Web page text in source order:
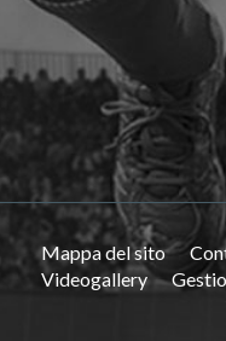
Mappa del sito
Videogallery